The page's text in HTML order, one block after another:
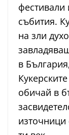
събития.
на зли
в
обичай в
източници